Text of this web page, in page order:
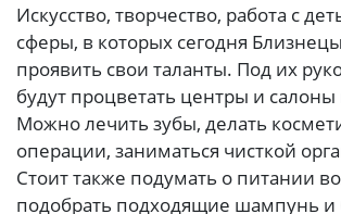
Искусство, творчество, работа с
сферы, в которых сегодня
проявить свои таланты. Под их
будут процветать центры и салоны
Можно лечить зубы, делать
операции, заниматься чисткой
Стоит также подумать о питании
подобрать подходящие шампунь и